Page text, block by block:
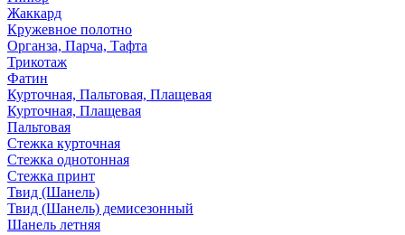
Жаккард
Кружевное полотно
Органза, Парча, Тафта
Трикотаж
Фатин
Курточная, Пальтовая, Плащевая
Курточная, Плащевая
Пальтовая
Стежка курточная
Стежка однотонная
Стежка принт
Твид (Шанель)
Твид (Шанель) демисезонный
Шанель летняя